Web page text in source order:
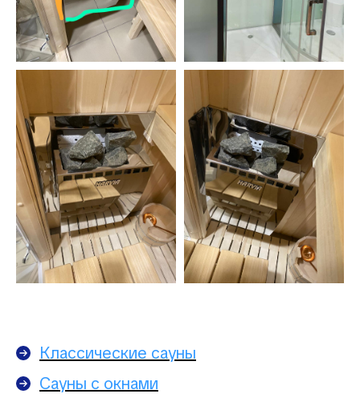
Классические сауны
Сауны с окнами